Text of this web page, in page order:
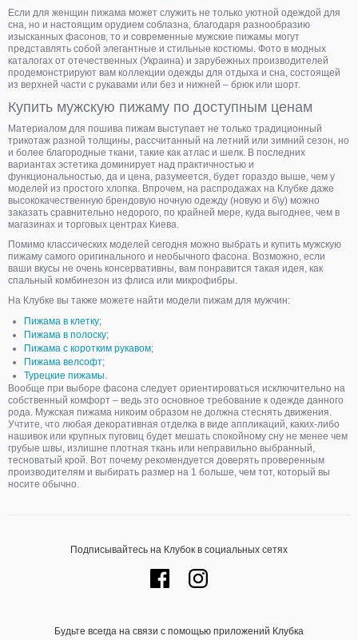
Если для женщин пижама может служить не только уютной одеждой для
сна, но и настоящим орудием соблазна, благодаря разнообразию
изысканных фасонов, то и современные мужские пижамы могут
представлять собой элегантные и стильные костюмы. Фото в модных
каталогах от отечественных (Украина) и зарубежных производителей
продемонстрируют вам коллекции одежды для отдыха и сна, состоящей
из верхней части с рукавами или без и нижней – брюк или шорт.
Купить мужскую пижаму по доступным ценам
Материалом для пошива пижам выступает не только традиционный
трикотаж разной толщины, рассчитанный на летний или зимний сезон, но
и более благородные ткани, такие как атлас и шелк. В последних
вариантах эстетика доминирует над практичностью и
функциональностью, да и цена, разумеется, будет гораздо выше, чем у
моделей из простого хлопка. Впрочем, на распродажах на Клубке даже
высококачественную брендовую ночную одежду (новую и б\у) можно
заказать сравнительно недорого, по крайней мере, куда выгоднее, чем в
магазинах и торговых центрах Киева.
Помимо классических моделей сегодня можно выбрать и купить мужскую
пижаму самого оригинального и необычного фасона. Возможно, если
ваши вкусы не очень консервативны, вам понравится такая идея, как
спальный комбинезон из флиса или микрофибры.
На Клубке вы также можете найти модели пижам для мужчин:
Пижама в клетку;
Пижама в полоску;
Пижама с коротким рукавом;
Пижама велсофт;
Турецкие пижамы.
Вообще при выборе фасона следует ориентироваться исключительно на
собственный комфорт – ведь это основное требование к одежде данного
рода. Мужская пижама никоим образом не должна стеснять движения.
Учтите, что любая декоративная отделка в виде аппликаций, каких-либо
нашивок или крупных пуговиц будет мешать спокойному сну не менее чем
грубые швы, излишне плотная ткань или неправильно выбранный,
тесноватый крой. Вот почему рекомендуется доверять проверенным
производителям и выбирать размер на 1 больше, чем тот, который вы
носите обычно.
Подписывайтесь на Клубок в социальных сетях
Будьте всегда на связи с помощью приложений Клубка